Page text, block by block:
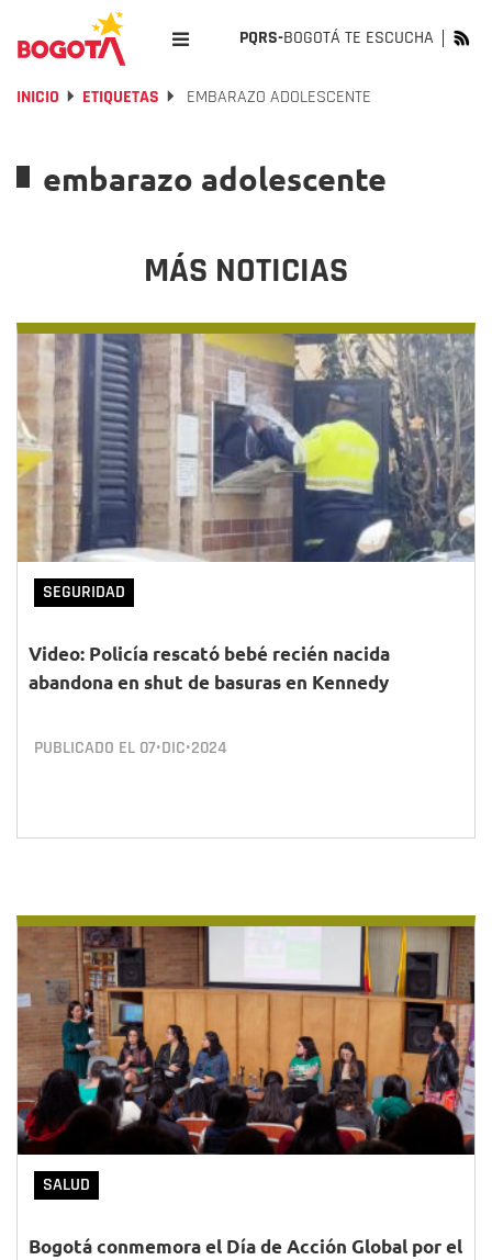
PQRS-BOGOTÁ TE ESCUCHA
INICIO ETIQUETAS EMBARAZO ADOLESCENTE
embarazo adolescente
MÁS NOTICIAS
SEGURIDAD
Video: Policía rescató bebé recién nacida
abandona en shut de basuras en Kennedy
PUBLICADO EL 07•DIC•2024
SALUD
Bogotá conmemora el Día de Acción Global por el